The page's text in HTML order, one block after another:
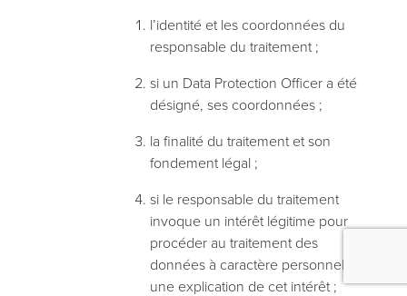
l’identité et les coordonnées du
responsable du traitement ;
si un Data Protection Officer a été
désigné, ses coordonnées ;
la finalité du traitement et son
fondement légal ;
si le responsable du traitement
invoque un intérêt légitime pour
procéder au traitement des
données à caractère personnel,
une explication de cet intérêt ;